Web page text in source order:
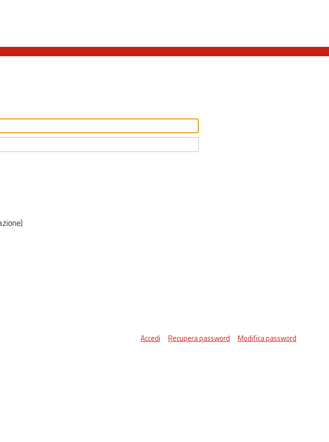
Accedi Recupera password Modifica password